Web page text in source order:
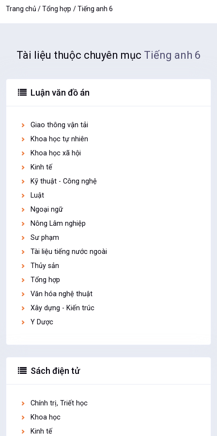
Trang chủ Tổng hợp Tiếng anh 6
Tài liệu thuộc chuyên mục Tiếng anh 6
Luận văn đồ án
Giao thông vận tải
Khoa học tự nhiên
Khoa học xã hội
Kinh tế
Kỹ thuật - Công nghệ
Luật
Ngoại ngữ
Nông Lâm nghiệp
Sư phạm
Tài liệu tiếng nước ngoài
Thủy sản
Tổng hợp
Văn hóa nghệ thuật
Xây dựng - Kiến trúc
Y Dược
Sách điện tử
Chính trị, Triết học
Khoa học
Kinh tế